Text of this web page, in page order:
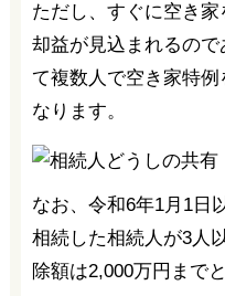
ただし、すぐに空き
却益が見込まれるの
て複数人で空き家特
なります。
なお、令和6年1月1日
相続した相続人が3人
除額は2,000万円まで